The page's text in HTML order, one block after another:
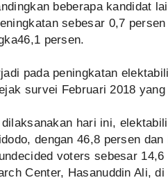
beberapa kandidat
sebesar 0,7
persen.
pada peningkatan
survei Februari 2018
hari ini,
dengan 46,8 persen
voters sebesar
Center, Hasanuddin Ali,